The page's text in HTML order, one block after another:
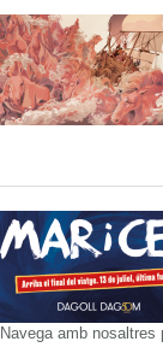
Navega amb